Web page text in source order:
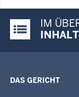
Justiz-Portal
IM
INHALT
DAS GERICHT